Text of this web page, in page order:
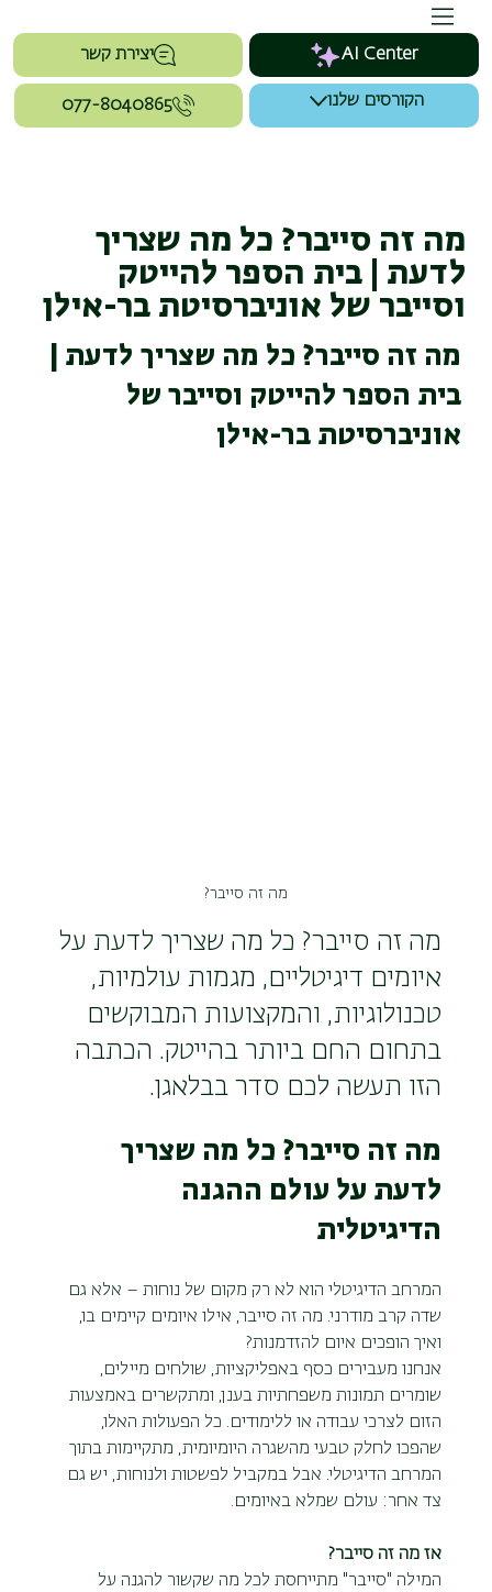
077-8040865
יצירת קשר AI Center
הקורסים שלנו
מה זה סייבר? כל מה שצריך
לדעת | בית הספר להייטק
וסייבר של אוניברסיטת בר-אילן
מה זה סייבר? כל מה שצריך לדעת |
בית הספר להייטק וסייבר של
אוניברסיטת בר-אילן
מה זה סייבר?
מה זה סייבר? כל מה שצריך לדעת על
איומים דיגיטליים, מגמות עולמיות,
טכנולוגיות, והמקצועות המבוקשים
בתחום החם ביותר בהייטק. הכתבה
הזו תעשה לכם סדר בבלאגן.
מה זה סייבר? כל מה שצריך
לדעת על עולם ההגנה
הדיגיטלית
המרחב הדיגיטלי הוא לא רק מקום של נוחות – אלא גם
שדה קרב מודרני. מה זה סייבר, אילו איומים קיימים בו,
ואיך הופכים איום להזדמנות?
אנחנו מעבירים כסף באפליקציות, שולחים מיילים,
שומרים תמונות משפחתיות בענן, ומתקשרים באמצעות
הזום לצרכי עבודה או ללימודים. כל הפעולות האלו,
שהפכו לחלק טבעי מהשגרה היומיומית, מתקיימות בתוך
המרחב הדיגיטלי. אבל במקביל לפשטות ולנוחות, יש גם
צד אחר: עולם שמלא באיומים.
אז מה זה סייבר?
המילה "סייבר" מתייחסת לכל מה שקשור להגנה על